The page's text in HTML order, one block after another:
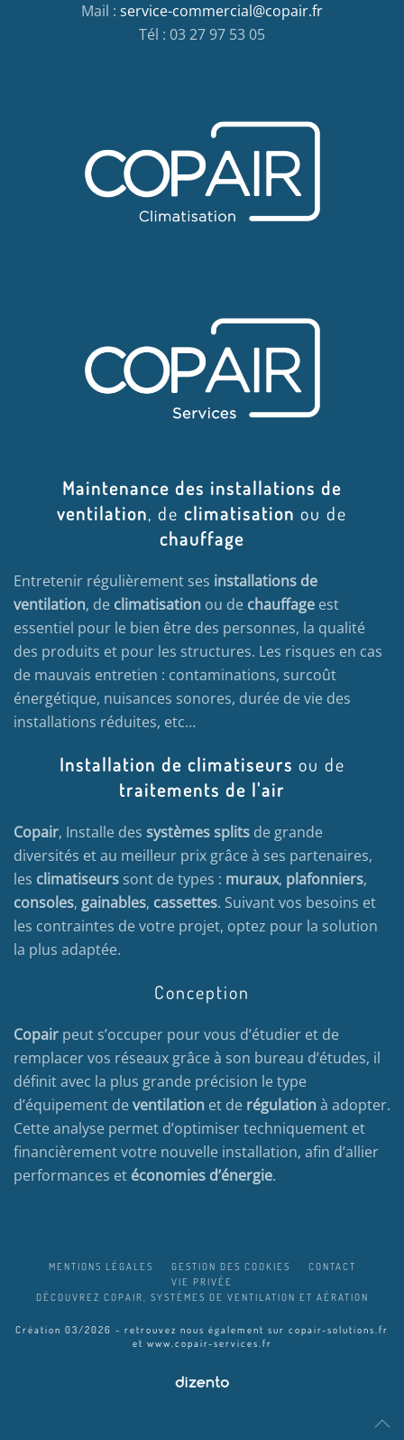
Mail : service-commercial@copair.fr
Tél : 03 27 97 53 05
Maintenance des installations de
ventilation, de climatisation ou de
chauffage
Entretenir régulièrement ses installations de
ventilation, de climatisation ou de chauffage est
essentiel pour le bien être des personnes, la qualité
des produits et pour les structures. Les risques en cas
de mauvais entretien : contaminations, surcoût
énergétique, nuisances sonores, durée de vie des
installations réduites, etc…
Installation de climatiseurs ou de
traitements de l'air
Copair, Installe des systèmes splits de grande
diversités et au meilleur prix grâce à ses partenaires,
les climatiseurs sont de types : muraux, plafonniers,
consoles, gainables, cassettes. Suivant vos besoins et
les contraintes de votre projet, optez pour la solution
la plus adaptée.
Conception
Copair peut s’occuper pour vous d’étudier et de
remplacer vos réseaux grâce à son bureau d’études, il
définit avec la plus grande précision le type
d’équipement deventilation et de régulationà adopter.
Cette analyse permet d’optimiser techniquement et
financièrement votre nouvelle installation, afin d’allier
performances et économies d’énergie.
MENTIONS LÉGALES GESTION DES COOKIES
CONTACT
VIE PRIVÉE
DÉCOUVREZ COPAIR, SYSTÈMES DE VENTILATION ET AÉRATION
Création 03/2026 - retrouvez nous également sur copair-solutions.fr
et www.copair-services.fr